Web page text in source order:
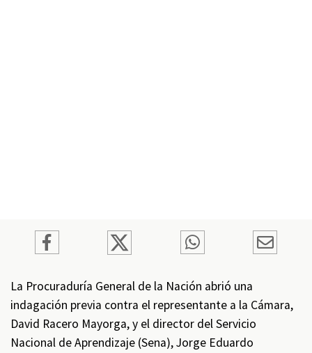
La Procuraduría General de la Nación abrió una
indagación previa contra el representante a la Cámara,
David Racero Mayorga, y el director del Servicio
Nacional de Aprendizaje (Sena), Jorge Eduardo